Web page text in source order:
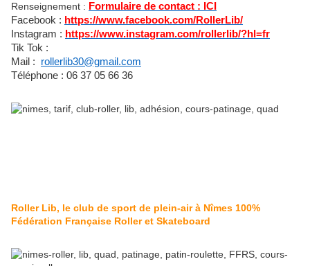
Renseignement : Formulaire de contact : ICI
Facebook : https://www.facebook.com/RollerLib/
Instagram : https://www.instagram.com/rollerlib/?hl=fr
Tik Tok :
Mail : rollerlib30@gmail.com
Téléphone : 06 37 05 66 36
Roller Lib, le club de sport de plein-air à Nîmes 100%
Fédération Française Roller et Skateboard